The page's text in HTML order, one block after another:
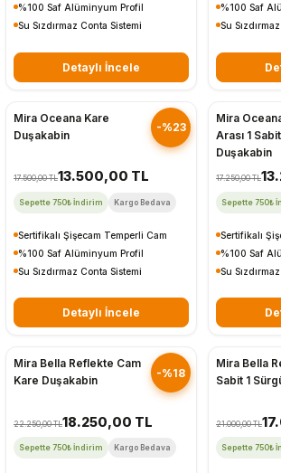
%100 Saf Alüminyum Profil
Su Sızdırmaz Conta Sistemi
Detaylı İncele
%100 Saf
Su
-%23
Mira Oceana Kare
Duşakabin
17.500,00 TL13.500,00 TL
Sepette 750₺ İndirim Kargo Bedava
Sertifikalı Şişecam Temperli Cam
%100 Saf Alüminyum Profil
Su Sızdırmaz Conta Sistemi
Detaylı İncele
Mira
Arası 1
Duşakabin
17.250,00 TL
Sepette 750₺
Sertifikalı
%100 Saf
Su
-%18
Mira Bella Reflekte Cam
Kare Duşakabin
22.250,00 TL18.250,00 TL
Sepette 750₺ İndirim Kargo Bedava
Mira Bella
Sabit 1
21.000,00 TL
Sepette 750₺